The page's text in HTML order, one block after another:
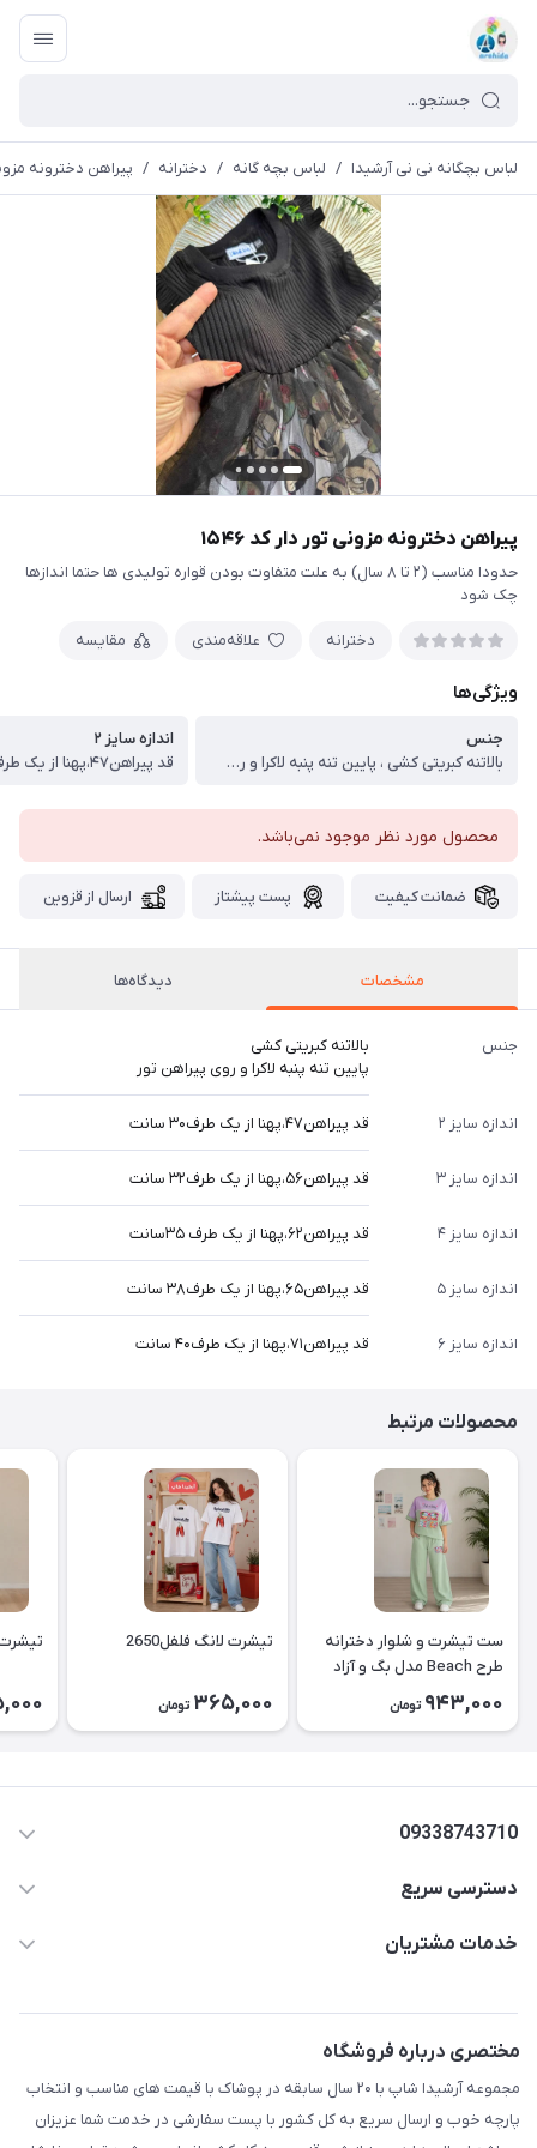
لباس بچگانه نی نی آرشیدا / لباس بچه گانه / دخترانه / پیراهن دخترونه مزونی
پیراهن دخترونه مزونی تور دار کد ۱۵۴۶
حدودا مناسب (۲ تا ۸ سال) به علت متفاوت بودن قواره تولیدی ها حتما اندازها
چک شود
دخترانه علاقه‌مندی مقایسه
ویژگی‌ها
جنس
بالاتنه کبریتی کشی ، پایین تنه پنبه لاکرا و روی پیراهن تور
اندازه سایز ۲
قد پیراهن۴۷،پهنا از یک طرف۳۰ سانت
محصول مورد نظر موجود نمی‌باشد.
ضمانت کیفیت پست پیشتاز ارسال از قزوین
مشخصات دیدگاه‌ها
جنس
بالاتنه کبریتی کشی
پایین تنه پنبه لاکرا و روی پیراهن تور
اندازه سایز ۲ قد پیراهن۴۷،پهنا از یک طرف۳۰ سانت
اندازه سایز ۳ قد پیراهن۵۶،پهنا از یک طرف۳۲ سانت
اندازه سایز ۴ قد پیراهن۶۲،پهنا از یک طرف ۳۵سانت
اندازه سایز ۵ قد پیراهن۶۵،پهنا از یک طرف۳۸ سانت
اندازه سایز ۶ قد پیراهن۷۱،پهنا از یک طرف۴۰ سانت
محصولات مرتبط
ست تیشرت و شلوار دخترانه
طرح Beach مدل بگ و آزاد
943,000 تومان
تیشرت لانگ فلفل2650
365,000 تومان
تیشرت
09338743710
دسترسی سریع
حساب کاربری
لیست محصولات
درباره ما
تماس با ما
خدمات مشتریان
مختصری درباره فروشگاه
مجموعه آرشیدا شاپ با ۲۰ سال سابقه در پوشاک با قیمت های مناسب و انتخاب
پارچه خوب و ارسال سریع به کل کشور با پست سفارشی در خدمت شما عزیزان